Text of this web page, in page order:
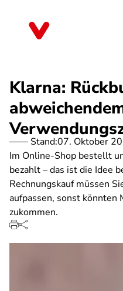
Klarna:
Stand:07. Oktober
Im Online-Shop bestellt
bezahlt – das ist die Idee
Rechnungskauf müssen
aufpassen, sonst könnten
zukommen.